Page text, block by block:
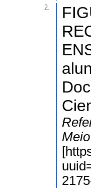
2.